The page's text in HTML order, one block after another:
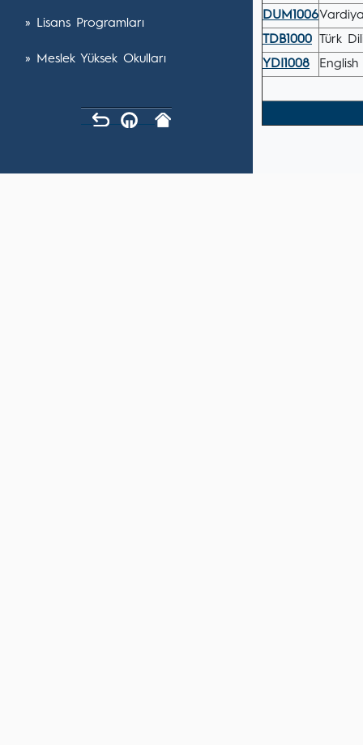
» Lisans Programları
» Meslek Yüksek Okulları
DUM1006
TDB1000
Türk
YDI1008